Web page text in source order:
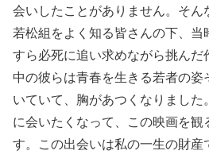
会いしたことがありません。そん
若松組をよく知る皆さんの下、当
すら必死に追い求めながら挑ん
中の彼らは青春を生きる若者の
いていて、胸があつくなりました
に会いたくなって、この映画を観
す。この出会いは私の一生の財産